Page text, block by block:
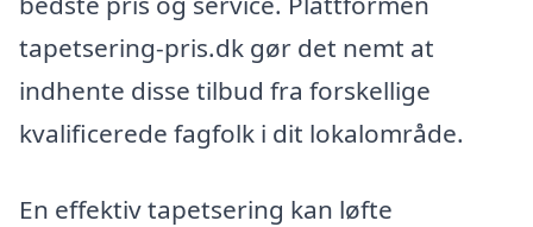
tapetsering-pris.dk gør det nemt at
indhente disse tilbud fra forskellige
kvalificerede fagfolk i dit lokalområde.
En effektiv tapetsering kan løfte